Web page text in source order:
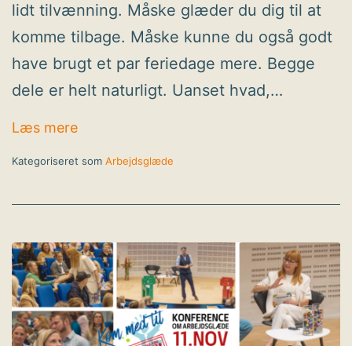
lidt tilvænning. Måske glæder du dig til at
komme tilbage. Måske kunne du også godt
have brugt et par feriedage mere. Begge
dele er helt naturligt. Uanset hvad,…
Læs mereTilbage på arbejde efter ferien: Sådan
Kategoriseret som Arbejdsglæde